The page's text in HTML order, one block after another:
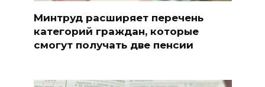
Минтруд расширяет перечень
категорий граждан, которые
смогут получать две пенсии